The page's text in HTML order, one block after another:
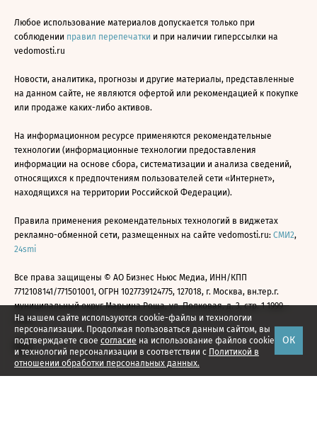
На нашем сайте используются cookie-файлы и технологии
персонализации. Продолжая пользоваться данным сайтом, вы
подтверждаете свое согласие на использование файлов cookie
и технологий персонализации в соответствии с Политикой в
отношении обработки персональных данных.
ОК
Любое использование материалов допускается только при
соблюдении правил перепечатки и при наличии гиперссылки на
vedomosti.ru
Новости, аналитика, прогнозы и другие материалы, представленные
на данном сайте, не являются офертой или рекомендацией к покупке
или продаже каких-либо активов.
На информационном ресурсе применяются рекомендательные
технологии (информационные технологии предоставления
информации на основе сбора, систематизации и анализа сведений,
относящихся к предпочтениям пользователей сети «Интернет»,
находящихся на территории Российской Федерации).
Правила применения рекомендательных технологий в виджетах
рекламно-обменной сети, размещенных на сайте vedomosti.ru: СМИ2,
24smi
Все права защищены © АО Бизнес Ньюс Медиа, ИНН/КПП
7712108141/771501001, ОГРН 1027739124775, 127018, г. Москва, вн.тер.г.
муниципальный округ Марьина Роща, ул. Полковая, д. 3, стр. 1 1999—
2026